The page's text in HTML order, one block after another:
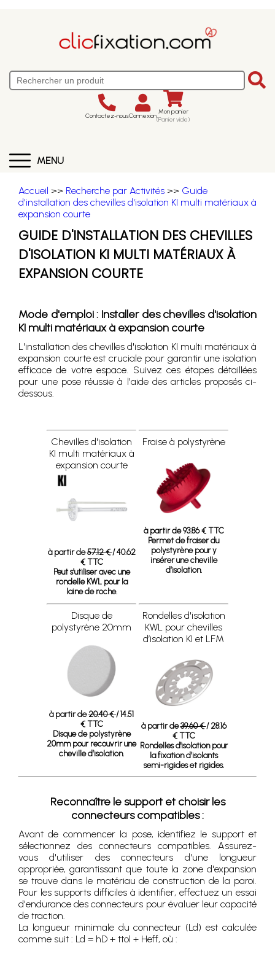
Contactez-nousConnexion Mon panier
(Panier vide)
MENU
Accueil >> Recherche par Activités >> Guide
d'installation des chevilles d'isolation KI multi matériaux à
expansion courte
GUIDE D'INSTALLATION DES CHEVILLES
D'ISOLATION KI MULTI MATÉRIAUX À
EXPANSION COURTE
Mode d'emploi : Installer des chevilles d'isolation
KI multi matériaux à expansion courte
L'installation des chevilles d'isolation KI multi matériaux à
expansion courte est cruciale pour garantir une isolation
efficace de votre espace. Suivez ces étapes détaillées
pour une pose réussie à l'aide des articles proposés ci-
dessous.
Chevilles d'isolation
KI multi matériaux à
expansion courte
à partir de57.12 €/ 40.62
€ TTC
Peut s’utiliser avec une
rondelle KWL pour la
laine de roche.
Fraise à polystyrène
à partir de 93.86 € TTC
Permet de fraiser du
polystyrène pour y
insérer une cheville
d’isolation.
Disque de
polystyrène 20mm
à partir de20.40 €/ 14.51
€ TTC
Disque de polystyrène
20mm pour recouvrir une
cheville d’isolation.
Rondelles d'isolation
KWL pour chevilles
d’isolation KI et LFM
à partir de39.60 €/ 28.16
€ TTC
Rondelles d'isolation pour
la fixation d’isolants
semi-rigides et rigides.
Reconnaître le support et choisir les
connecteurs compatibles :
Avant de commencer la pose, identifiez le support et
sélectionnez des connecteurs compatibles. Assurez-
vous d'utiliser des connecteurs d'une longueur
appropriée, garantissant que toute la zone d'expansion
se trouve dans le matériau de construction de la paroi.
Pour les supports difficiles à identifier, effectuez un essai
d'endurance des connecteurs pour évaluer leur capacité
de traction.
La longueur minimale du connecteur (Ld) est calculée
comme suit : Ld = hD + ttol + Heff, où :